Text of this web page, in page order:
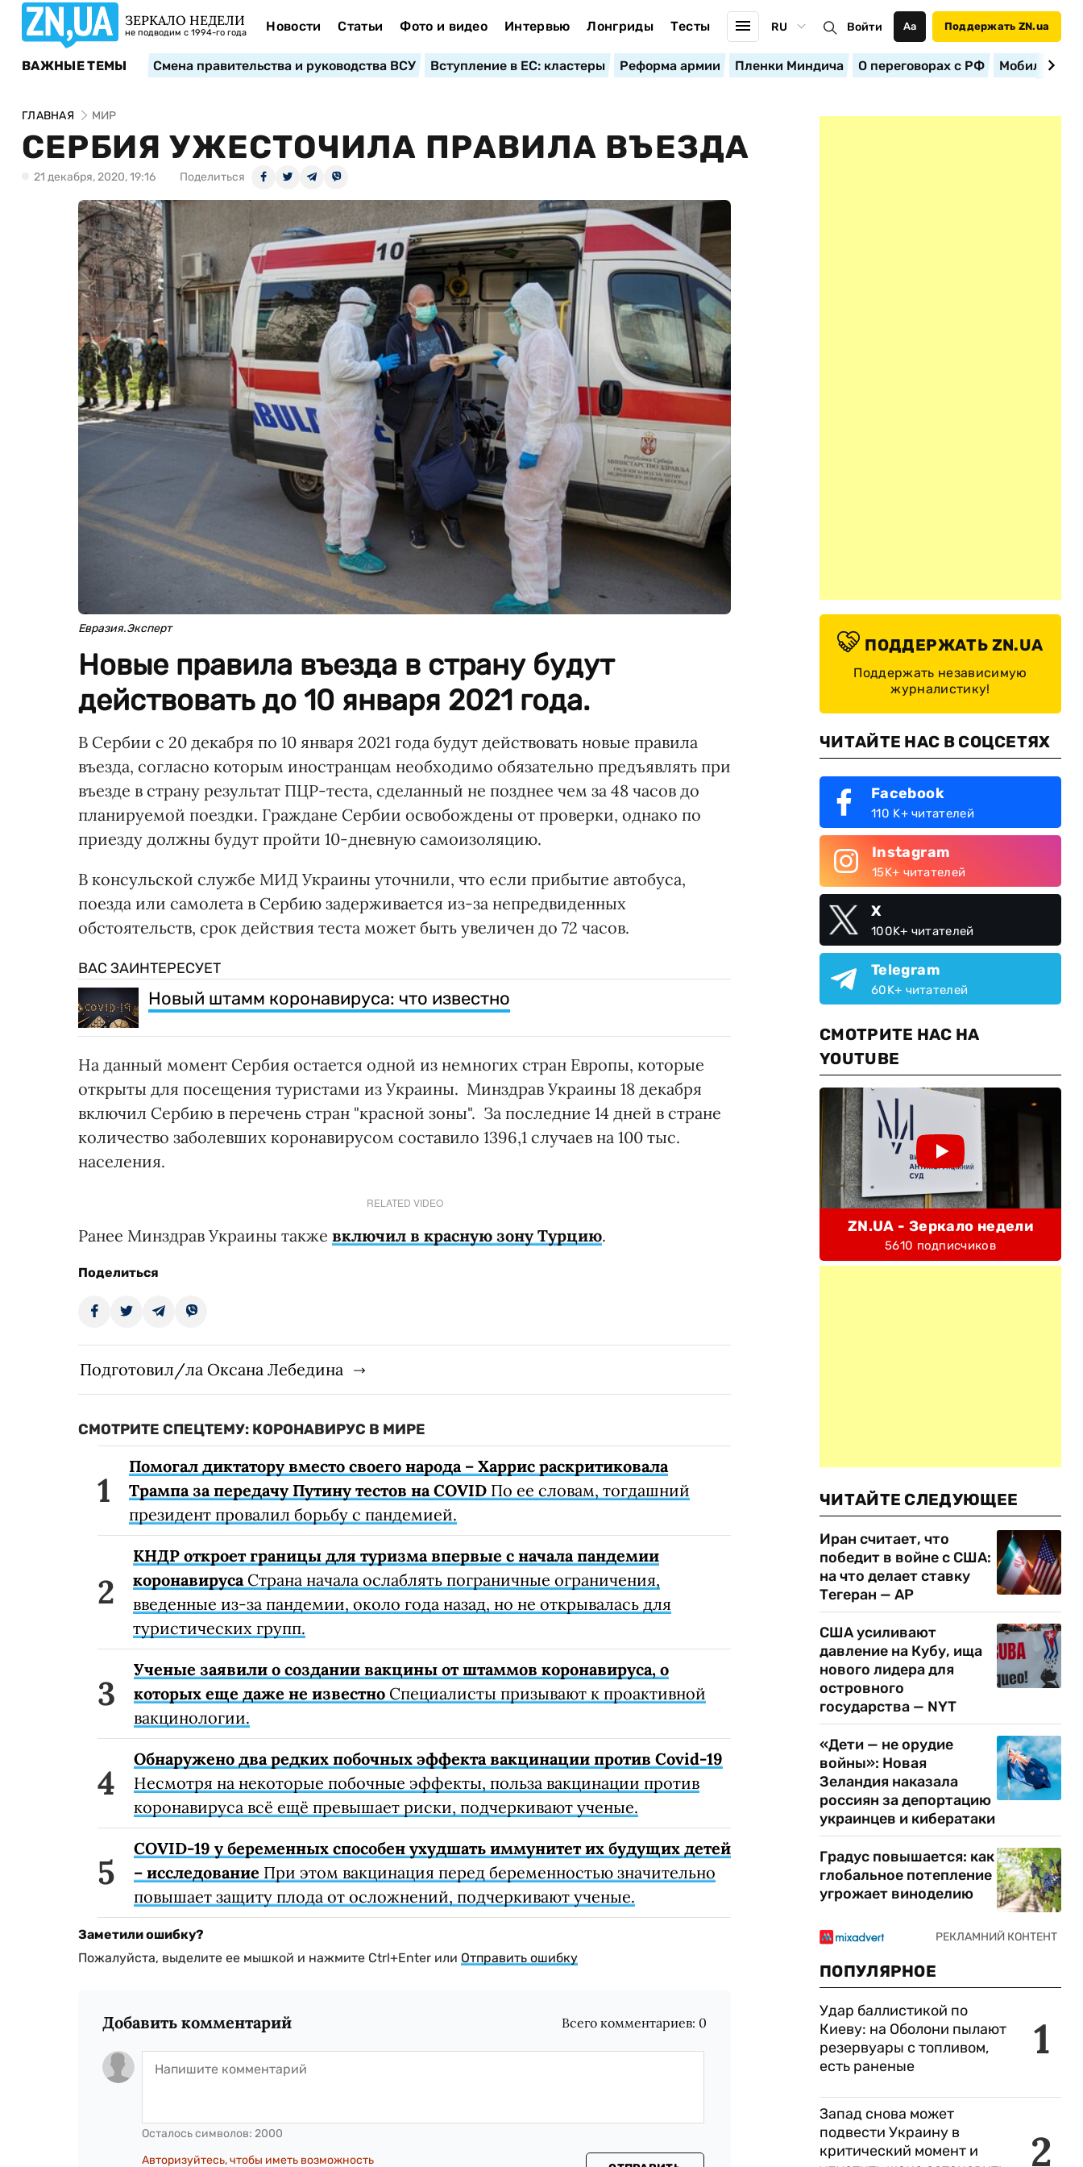
ЗЕРКАЛО НЕДЕЛИ
не подводим с 1994-го года Новости Статьи Фото и видео Интервью Лонгриды Тесты RU Войти Аа Поддержать ZN.ua
ВАЖНЫЕ ТЕМЫ Смена правительства и руководства ВСУ Вступление в ЕС: кластеры Реформа армии Пленки Миндича О переговорах с РФ
ГЛАВНАЯ МИР
СЕРБИЯ УЖЕСТОЧИЛА ПРАВИЛА ВЪЕЗДА
21 декабря, 2020, 19:16 Поделиться
Евразия.Эксперт
Новые правила въезда в страну будут
действовать до 10 января 2021 года.
В Сербии с 20 декабря по 10 января 2021 года будут действовать новые правила
въезда, согласно которым иностранцам необходимо обязательно предъявлять при
въезде в страну результат ПЦР-теста, сделанный не позднее чем за 48 часов до
планируемой поездки. Граждане Сербии освобождены от проверки, однако по
приезду должны будут пройти 10-дневную самоизоляцию.
В консульской службе МИД Украины уточнили, что если прибытие автобуса,
поезда или самолета в Сербию задерживается из-за непредвиденных
обстоятельств, срок действия теста может быть увеличен до 72 часов.
ВАС ЗАИНТЕРЕСУЕТ
Новый штамм коронавируса: что известно
На данный момент Сербия остается одной из немногих стран Европы, которые
открыты для посещения туристами из Украины. Минздрав Украины 18 декабря
включил Сербию в перечень стран "красной зоны". За последние 14 дней в стране
количество заболевших коронавирусом составило 1396,1 случаев на 100 тыс.
населения.
RELATED VIDEO
Ранее Минздрав Украины также включил в красную зону Турцию.
Поделиться
Подготовил/ла Оксана Лебедина
СМОТРИТЕ СПЕЦТЕМУ: КОРОНАВИРУС В МИРЕ
Помогал диктатору вместо своего народа – Харрис раскритиковала
Трампа за передачу Путину тестов на COVID По ее словам, тогдашний
президент провалил борьбу с пандемией.
КНДР откроет границы для туризма впервые с начала пандемии
коронавирусаСтрана начала ослаблять пограничные ограничения,
введенные из-за пандемии, около года назад, но не открывалась для
туристических групп.
Ученые заявили о создании вакцины от штаммов коронавируса, о
которых еще даже не известно Специалисты призывают к проактивной
вакцинологии.
Обнаружено два редких побочных эффекта вакцинации против Covid-19
Несмотря на некоторые побочные эффекты, польза вакцинации против
коронавируса всё ещё превышает риски, подчеркивают ученые.
COVID-19 у беременных способен ухудшать иммунитет их будущих детей
– исследование При этом вакцинация перед беременностью значительно
повышает защиту плода от осложнений, подчеркивают ученые.
Заметили ошибку?
Пожалуйста, выделите ее мышкой и нажмите Ctrl+Enter или Отправить ошибку
Добавить комментарий Всего комментариев: 0
Осталось символов: 2000
Авторизуйтесь, чтобы иметь возможность
ПОДДЕРЖАТЬ ZN.UA
Поддержать независимую
журналистику!
ЧИТАЙТЕ НАС В СОЦСЕТЯХ
Facebook
110 K+ читателей
Instagram
15K+ читателей
X
100K+ читателей
Telegram
60K+ читателей
СМОТРИТЕ НАС НА
YOUTUBE
ZN.UA - Зеркало недели
5610 подписчиков
ЧИТАЙТЕ СЛЕДУЮЩЕЕ
Иран считает, что
победит в войне с США:
на что делает ставку
Тегеран — AP
США усиливают
давление на Кубу, ища
нового лидера для
островного
государства — NYT
«Дети — не орудие
войны»: Новая
Зеландия наказала
россиян за депортацию
украинцев и кибератаки
Градус повышается: как
глобальное потепление
угрожает виноделию
ПОПУЛЯРНОЕ
1
Удар баллистикой по
Киеву: на Оболони пылают
резервуары с топливом,
есть раненые
2
Запад снова может
подвести Украину в
критический момент и